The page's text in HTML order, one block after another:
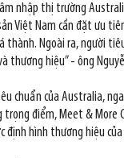
nhập thị trường
Việt Nam cần đặt ưu
thành. Ngoài ra, người
thương hiệu” - ông
chuẩn của Australia,
điểm, Meet & More
định hình thương hiệu